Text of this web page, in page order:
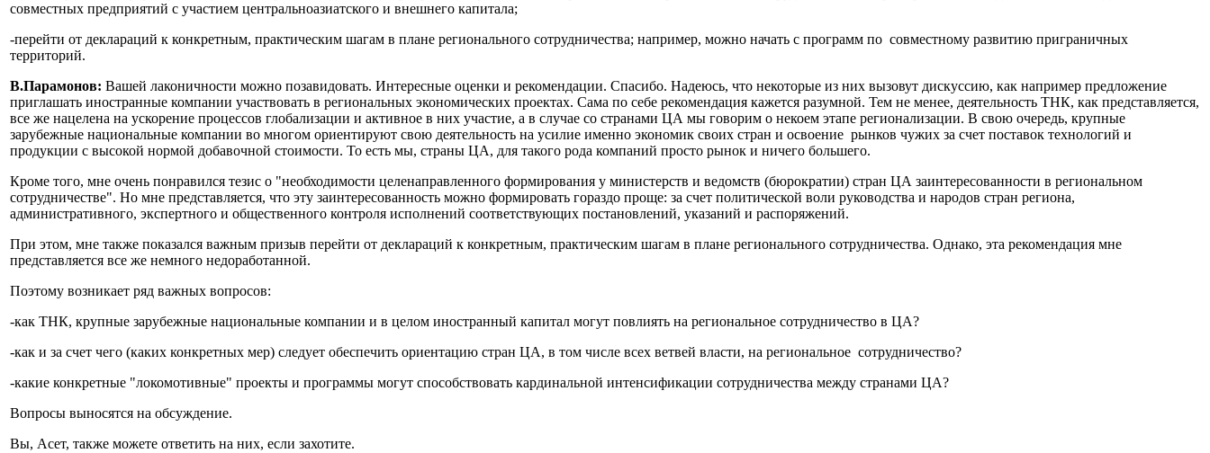
совместных предприятий с участием центральноазиатского и внешнего капитала;
-перейти от деклараций к конкретным, практическим шагам в плане регионального сотрудничества; например, можно начать с программ по совместному развитию приграничных
территорий.
В.Парамонов: Вашей лаконичности можно позавидовать. Интересные оценки и рекомендации. Спасибо. Надеюсь, что некоторые из них вызовут дискуссию, как например предложение
приглашать иностранные компании участвовать в региональных экономических проектах. Сама по себе рекомендация кажется разумной. Тем не менее, деятельность ТНК, как представляется,
все же нацелена на ускорение процессов глобализации и активное в них участие, а в случае со странами ЦА мы говорим о некоем этапе регионализации. В свою очередь, крупные
зарубежные национальные компании во многом ориентируют свою деятельность на усилие именно экономик своих стран и освоение рынков чужих за счет поставок технологий и
продукции с высокой нормой добавочной стоимости. То есть мы, страны ЦА, для такого рода компаний просто рынок и ничего большего.
Кроме того, мне очень понравился тезис о "необходимости целенаправленного формирования у министерств и ведомств (бюрократии) стран ЦА заинтересованности в региональном
сотрудничестве". Но мне представляется, что эту заинтересованность можно формировать гораздо проще: за счет политической воли руководства и народов стран региона,
административного, экспертного и общественного контроля исполнений соответствующих постановлений, указаний и распоряжений.
При этом, мне также показался важным призыв перейти от деклараций к конкретным, практическим шагам в плане регионального сотрудничества. Однако, эта рекомендация мне
представляется все же немного недоработанной.
Поэтому возникает ряд важных вопросов:
-как ТНК, крупные зарубежные национальные компании и в целом иностранный капитал могут повлиять на региональное сотрудничество в ЦА?
-как и за счет чего (каких конкретных мер) следует обеспечить ориентацию стран ЦА, в том числе всех ветвей власти, на региональное сотрудничество?
-какие конкретные "локомотивные" проекты и программы могут способствовать кардинальной интенсификации сотрудничества между странами ЦА?
Вопросы выносятся на обсуждение.
Вы, Асет, также можете ответить на них, если захотите.